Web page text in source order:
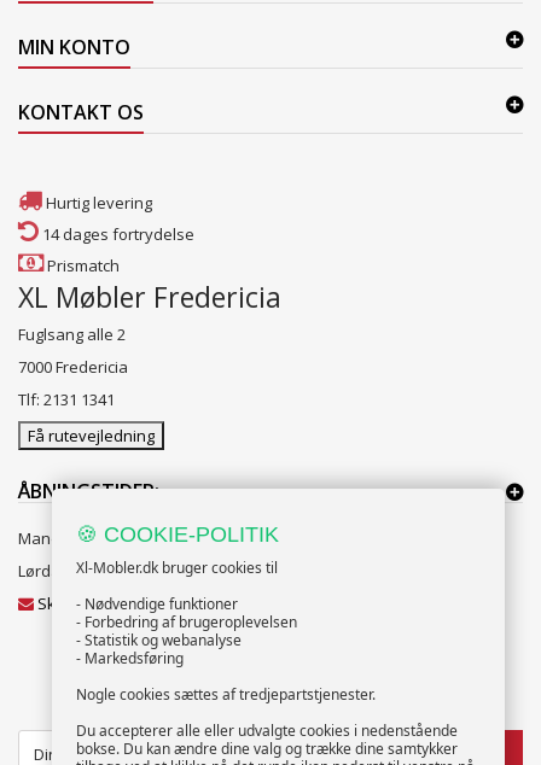
MIN KONTO
KONTAKT OS
Hurtig levering
14 dages fortrydelse
Prismatch
XL Møbler Fredericia
Fuglsang alle 2
7000 Fredericia
Tlf: 2131 1341
Få rutevejledning
ÅBNINGSTIDER:
Mandag til Fredag 10:00 til 18:00
Lørdag og Søndag 10:00 til 16:00
Skriv til vores kundeservice
NYHEDSBREV
TILMELD
🍪 COOKIE-POLITIK
Xl-Mobler.dk bruger cookies til
- Nødvendige funktioner
- Forbedring af brugeroplevelsen
- Statistik og webanalyse
- Markedsføring
Nogle cookies sættes af tredjepartstjenester.
Du accepterer alle eller udvalgte cookies i nedenstående
bokse. Du kan ændre dine valg og trække dine samtykker